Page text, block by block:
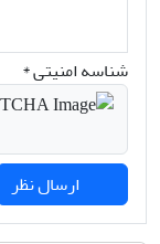
شناسه امنیتی *